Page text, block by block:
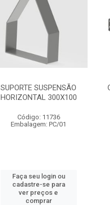
CURVA HORIZONTAL 90
300X100
Código: 11737
Embalagem: PC/01
Faça seu login ou
cadastre-se para
ver preços e
comprar